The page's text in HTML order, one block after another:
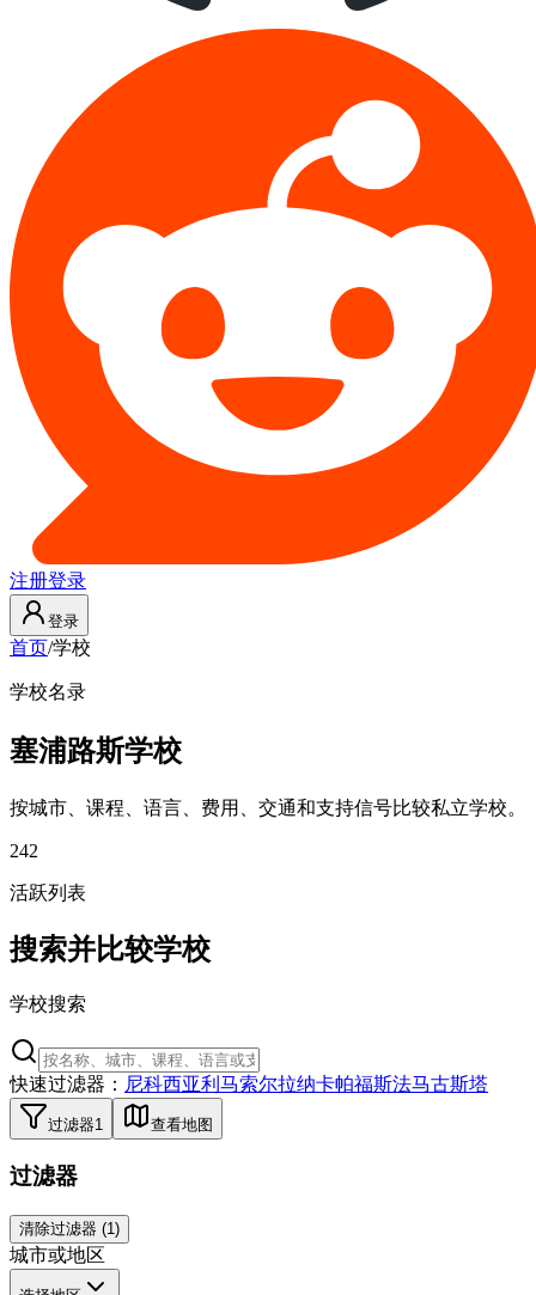
注册登录
登录
首页/学校
学校名录
塞浦路斯学校
按城市、课程、语言、费用、交通和支持信号比较私立学校。
242
活跃列表
搜索并比较学校
学校搜索
快速过滤器： 尼科西亚利马索尔拉纳卡帕福斯法马古斯塔
过滤器1 查看地图
过滤器
清除过滤器 (1)
城市或地区